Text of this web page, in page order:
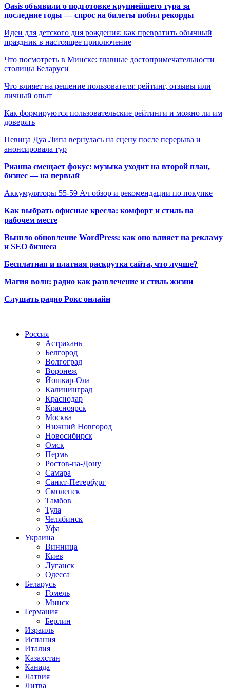
Oasis объявили о подготовке крупнейшего тура за
последние годы — спрос на билеты побил рекорды
Идеи для детского дня рождения: как превратить обычный
праздник в настоящее приключение
Что посмотреть в Минске: главные достопримечательности
столицы Беларуси
Что влияет на решение пользователя: рейтинг, отзывы или
личный опыт
Как формируются пользовательские рейтинги и можно ли им
доверять
Певица Дуа Липа вернулась на сцену после перерыва и
анонсировала тур
Рианна смещает фокус: музыка уходит на второй план,
бизнес — на первый
Аккумуляторы 55-59 Ач обзор и рекомендации по покупке
Как выбрать офисные кресла: комфорт и стиль на
рабочем месте
Вышло обновление WordPress: как оно влияет на рекламу
и SEO бизнеса
Бесплатная и платная раскрутка сайта, что лучше?
Магия волн: радио как развлечение и стиль жизни
Слушать радио Рокс онлайн
Россия
Астрахань
Белгород
Волгоград
Воронеж
Йошкар-Ола
Калининград
Краснодар
Красноярск
Москва
Нижний Новгород
Новосибирск
Омск
Пермь
Ростов-на-Дону
Самара
Санкт-Петербург
Смоленск
Тамбов
Тула
Челябинск
Уфа
Украина
Винница
Киев
Луганск
Одесса
Беларусь
Гомель
Минск
Германия
Берлин
Израиль
Испания
Италия
Казахстан
Канада
Латвия
Литва